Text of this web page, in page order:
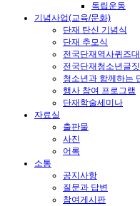
독립운동
기념사업(교육/문화)
단재 탄신 기념식
단재 추모식
전국단재역사퀴즈대
전국단재청소년글
청소년과 함께하는
행사 참여 프로그램
단재학술세미나
자료실
출판물
사진
어록
소통
공지사항
질문과 답변
참여게시판